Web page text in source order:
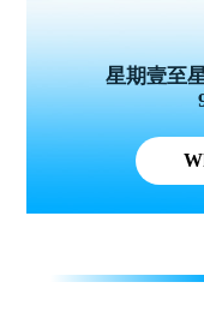
星期壹至